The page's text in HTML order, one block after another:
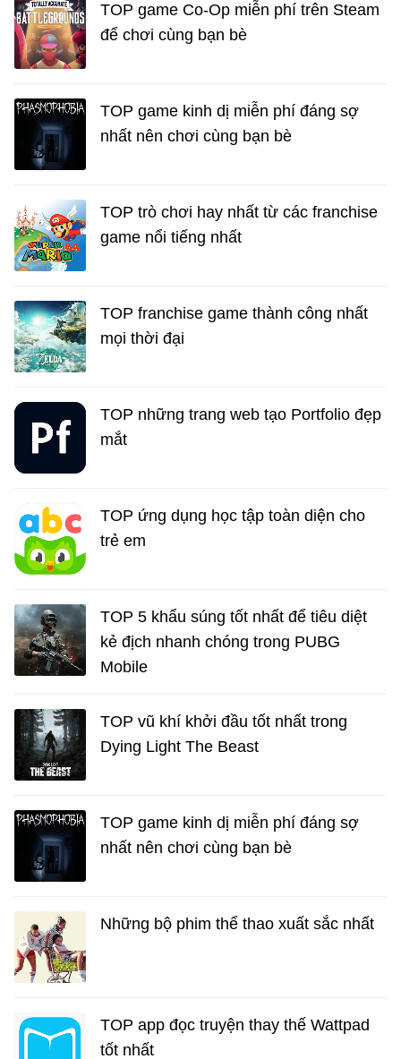
TOP game Co-Op miễn phí trên Steam
để chơi cùng bạn bè
TOP game kinh dị miễn phí đáng sợ
nhất nên chơi cùng bạn bè
TOP trò chơi hay nhất từ các franchise
game nổi tiếng nhất
TOP franchise game thành công nhất
mọi thời đại
TOP những trang web tạo Portfolio đẹp
mắt
TOP ứng dụng học tập toàn diện cho
trẻ em
TOP 5 khẩu súng tốt nhất để tiêu diệt
kẻ địch nhanh chóng trong PUBG
Mobile
TOP vũ khí khởi đầu tốt nhất trong
Dying Light The Beast
TOP game kinh dị miễn phí đáng sợ
nhất nên chơi cùng bạn bè
Những bộ phim thể thao xuất sắc nhất
TOP app đọc truyện thay thế Wattpad
tốt nhất